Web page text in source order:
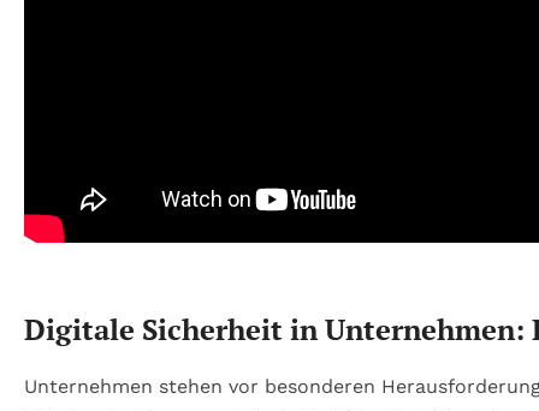
Digitale Sicherheit in Unternehmen:
Unternehmen stehen vor besonderen